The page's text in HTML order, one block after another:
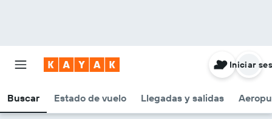
Buscar Estado de vuelo Llegadas y salidas
Iniciar